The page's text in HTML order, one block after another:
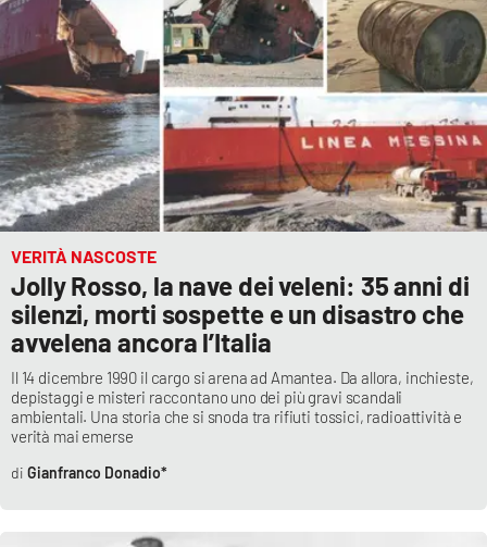
LAC
NETWORK
Lacplay.it
Lactv.it
Laconair.it
Lacitymag.it
Lacapitalenews.it
Ilreggino.it
Cosenzachannel.it
VERITÀ NASCOSTE
Jolly Rosso, la nave dei veleni: 35 anni di
silenzi, morti sospette e un disastro che
avvelena ancora l’Italia
Il 14 dicembre 1990 il cargo si arena ad Amantea. Da allora, inchieste,
depistaggi e misteri raccontano uno dei più gravi scandali
ambientali. Una storia che si snoda tra rifiuti tossici, radioattività e
verità mai emerse
Gianfranco Donadio*